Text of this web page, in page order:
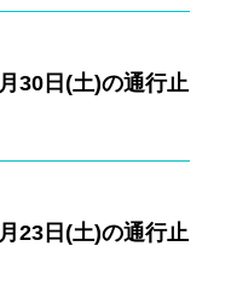
30日(土)の通行止
23日(土)の通行止